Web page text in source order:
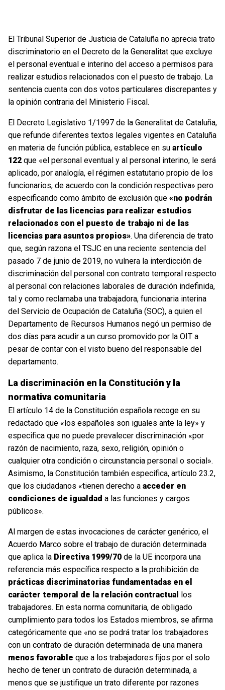
El Tribunal Superior de Justicia de Cataluña no aprecia trato
discriminatorio en el Decreto de la Generalitat que excluye
el personal eventual e interino del acceso a permisos para
realizar estudios relacionados con el puesto de trabajo. La
sentencia cuenta con dos votos particulares discrepantes y
la opinión contraria del Ministerio Fiscal.
El Decreto Legislativo 1/1997 de la Generalitat de Cataluña,
que refunde diferentes textos legales vigentes en Cataluña
en materia de función pública, establece en su artículo
122 que «el personal eventual y al personal interino, le será
aplicado, por analogía, el régimen estatutario propio de los
funcionarios, de acuerdo con la condición respectiva» pero
especificando como ámbito de exclusión que «no podrán
disfrutar de las licencias para realizar estudios
relacionados con el puesto de trabajo ni de las
licencias para asuntos propios». Una diferencia de trato
que, según razona el TSJC en una reciente sentencia del
pasado 7 de junio de 2019, no vulnera la interdicción de
discriminación del personal con contrato temporal respecto
al personal con relaciones laborales de duración indefinida,
tal y como reclamaba una trabajadora, funcionaria interina
del Servicio de Ocupación de Cataluña (SOC), a quien el
Departamento de Recursos Humanos negó un permiso de
dos días para acudir a un curso promovido por la OIT a
pesar de contar con el visto bueno del responsable del
departamento.
La discriminación en la Constitución y la
normativa comunitaria
El artículo 14 de la Constitución española recoge en su
redactado que «los españoles son iguales ante la ley» y
especifica que no puede prevalecer discriminación «por
razón de nacimiento, raza, sexo, religión, opinión o
cualquier otra condición o circunstancia personal o social».
Asimismo, la Constitución también especifica, artículo 23.2,
que los ciudadanos «tienen derecho a acceder en
condiciones de igualdad a las funciones y cargos
públicos».
Al margen de estas invocaciones de carácter genérico, el
Acuerdo Marco sobre el trabajo de duración determinada
que aplica la Directiva 1999/70 de la UE incorpora una
referencia más específica respecto a la prohibición de
prácticas discriminatorias fundamentadas en el
carácter temporal de la relación contractual
los
trabajadores. En esta norma comunitaria, de obligado
cumplimiento para todos los Estados miembros, se afirma
categóricamente que «no se podrá tratar los trabajadores
con un contrato de duración determinada de una manera
menos favorable que a los trabajadores fijos por el solo
hecho de tener un contrato de duración determinada, a
menos que se justifique un trato diferente por razones